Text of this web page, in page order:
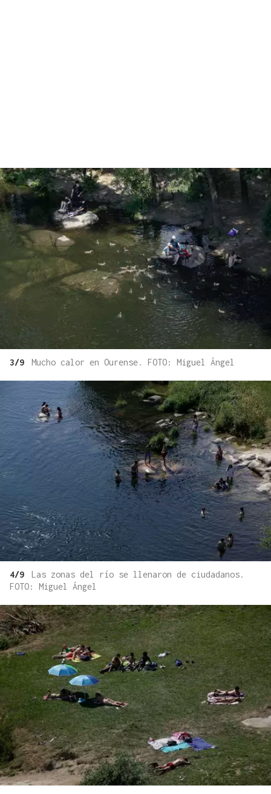
3/9 Mucho calor en Ourense. FOTO: Miguel Ángel
4/9
Las zonas del río se llenaron de ciudadanos.
FOTO: Miguel Ángel